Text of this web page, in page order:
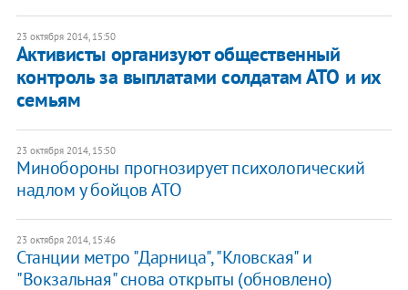
23 октября 2014, 15:50
Активисты организуют общественный
контроль за выплатами солдатам АТО и их
семьям
23 октября 2014, 15:50
Минобороны прогнозирует психологический
надлом у бойцов АТО
23 октября 2014, 15:46
Станции метро "Дарница", "Кловская" и
"Вокзальная" снова открыты (обновлено)